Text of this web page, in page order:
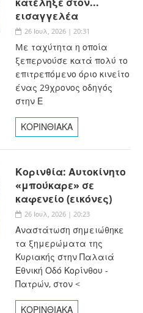
εισαγγελέα
26 Ιουλ, 2026 | 20:31
Mε ταχύτητα η οποία
ξεπερνούσε κατά πολύ το
επιτρεπόμενο όριο κινείτο
ένας 29χρονος οδηγός
στην Ε
ΚΟΡΙΝΘΙΑΚΑ
Κορινθία: Αυτοκίνητο
«μπούκαρε» σε
καφενείο (εικόνες)
26 Ιουλ, 2026 | 20:23
Αναστάτωση σημειώθηκε
τα ξημερώματα της
Κυριακής στην Παλαιά
Εθνική Οδό Κορίνθου -
Πατρών, στον <
ΚΟΡΙΝΘΙΑΚΑ